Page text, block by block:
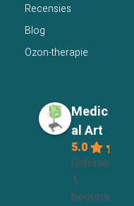
Recensies
Blog
Ozon-therapie
Medic
al Art
5.0
Gebaseerd op
1
beoordelingen